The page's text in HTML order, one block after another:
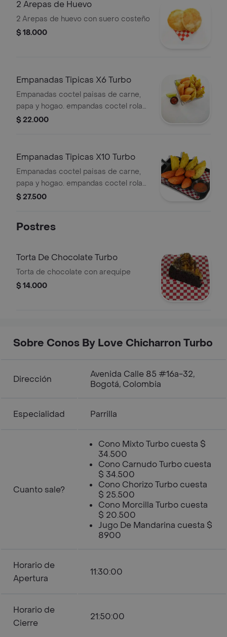
2 Arepas de Huevo
2 Arepas de huevo con suero costeño
$ 18.000
Empanadas Tipicas X6 Turbo
Empanadas coctel paisas de carne,
papa y hogao. empandas coctel rolas
de carne desmechada, huevo y arroz.
$ 22.000
Empanadas Tipicas X10 Turbo
Empanadas coctel paisas de carne,
papa y hogao. empandas coctel rolas
de carne desmechada huevo y arroz
$ 27.500
Postres
Torta De Chocolate Turbo
Torta de chocolate con arequipe
$ 14.000
Sobre Conos By Love Chicharron Turbo
Dirección
Avenida Calle 85 #16a-32,
Bogotá, Colombia
Especialidad Parrilla
Cuanto sale?
Cono Mixto Turbo cuesta $
34.500
Cono Carnudo Turbo cuesta
$ 34.500
Cono Chorizo Turbo cuesta
$ 25.500
Cono Morcilla Turbo cuesta
$ 20.500
Jugo De Mandarina cuesta $
8900
Horario de
Apertura
11:30:00
Horario de
Cierre
21:50:00